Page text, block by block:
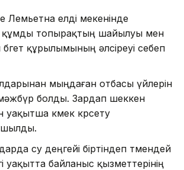
Лемьетна елді мекенінде
құмды топырақтың шайылуы мен
бөгет құрылымының әлсіреуі себеп
мыңдаған отбасы үйлерін
болды. Зардап шеккен
көмек көрсету
су деңгейі біртіндеп төмендей
уақытта байланыс қызметтерінің